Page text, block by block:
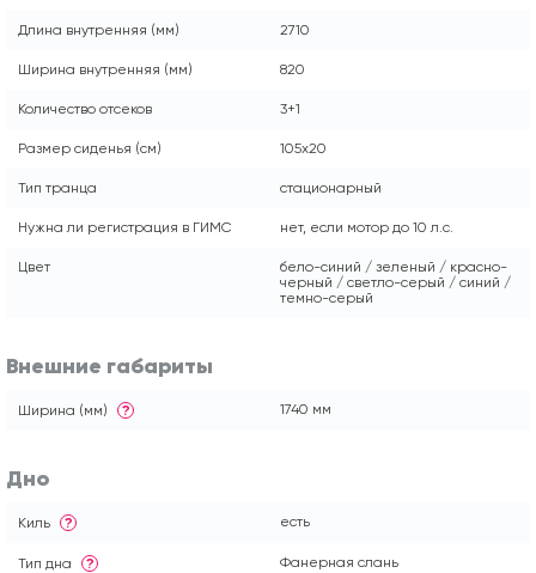
Длина внутренняя (мм) 2710
Ширина внутренняя (мм) 820
Количество отсеков 3+1
Размер сиденья (см) 105x20
Тип транца стационарный
Нужна ли регистрация в ГИМС нет, если мотор до 10 л.с.
Цвет
бело-синий / зеленый / красно-
черный / светло-серый / синий /
темно-серый
Внешние габариты
Ширина (мм) ? 1740 мм
Дно
Киль ? есть
Тип дна ? Фанерная слань